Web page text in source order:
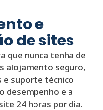
e
de sites
que nunca tenha de
alojamento seguro,
e suporte técnico
desempenho e a
24 horas por dia.